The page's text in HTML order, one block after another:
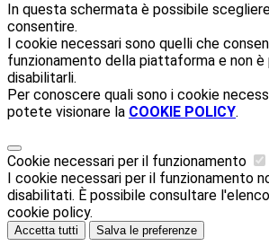
In questa schermata è possibile
consentire.
I cookie necessari sono quelli che
funzionamento della piattaforma e non è
disabilitarli.
Per conoscere quali sono i cookie
potete visionare la COOKIE POLICY.
Cookie necessari per il funzionamento
I cookie necessari per il funzionamento
disabilitati. È possibile consultare
cookie policy.
Accetta tutti Salva le preferenze